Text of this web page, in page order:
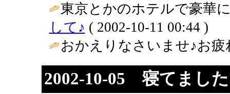
東京とかのホテルで豪華
して♪ ( 2002-10-11 00:44 )
おかえりなさいませ♪お
2002-10-05 寝てまし